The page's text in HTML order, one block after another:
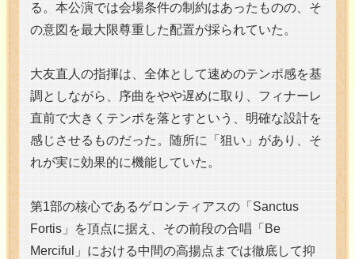
る。本公演では会場条件の制約はあったものの、そ
の意図を最大限尊重した配置が採られていた。
大友直人の指揮は、全体として速めのテンポ感を基
調としながら、序曲をやや遅めに取り、フィナーレ
直前で大きくテンポを落とすという、明確な設計を
感じさせるものだった。随所に「狙い」があり、そ
れが実に効果的に機能していた。
第1部の核心であるゲロンティアスの「Sanctus
Fortis」を頂点に据え、その前段の合唱「Be
Merciful」における中間の高揚点までは徹底して抑